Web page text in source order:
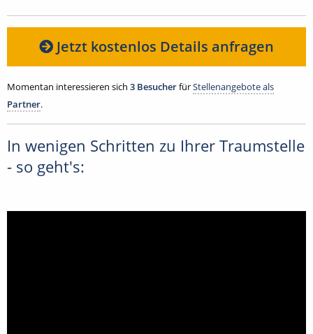
Jetzt kostenlos Details anfragen
Momentan interessieren sich 3 BesucherfürStellenangebote als
Partner.
In wenigen Schritten zu Ihrer Traumstelle
- so geht's: